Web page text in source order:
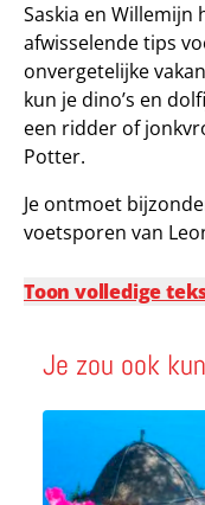
Saskia en
afwisselende tips
onvergetelijke
kun je dino’s en
een ridder of
Potter.
Je ontmoet
voetsporen van
Toon volledige
Je zou ook